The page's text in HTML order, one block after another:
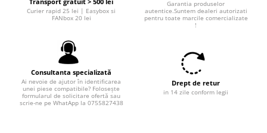
Filtre combustibil
Filtre hidraulice
Filtre epurator
Sistem franare
Placute frana
Curier rapid 25 lei | Easybox si
FANbox 20 lei
Garantia produselor
autentice.Suntem dealeri autorizati
pentru toate marcile comercializate
!
Consultanta specializată
Ai nevoie de ajutor în identificarea
unei piese compatibile? Folosește
formularul de solicitare ofertă sau
scrie-ne pe WhatApp la 0755827438
Drept de retur
in 14 zile conform legii